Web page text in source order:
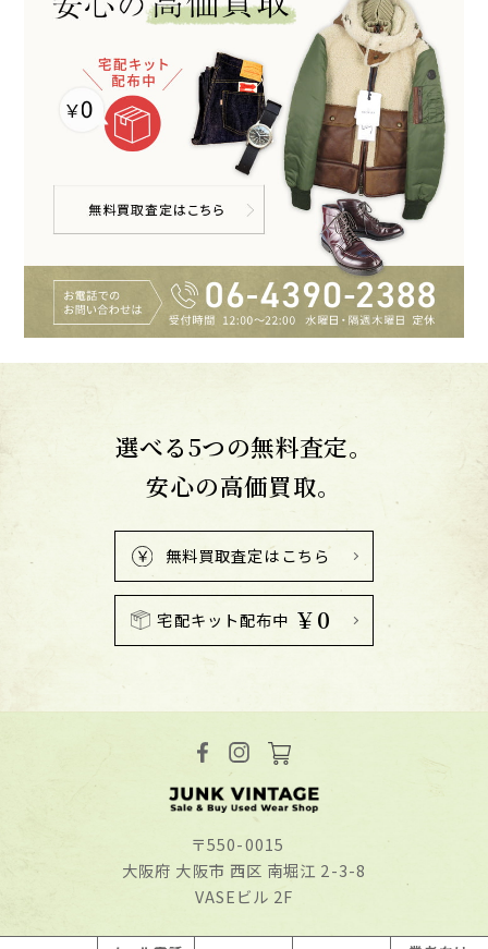
選べる5つの無料査定。
安心の高価買取。
無料買取査定はこちら
宅配キット配布中 ￥0
〒550-0015
⼤阪府 ⼤阪市 ⻄区 南堀江 2-3-8
VASEビル 2F